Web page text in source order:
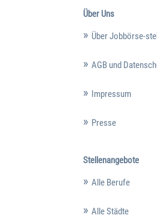
Über Uns
Über Jobbörse-
AGB und
Impressum
Presse
Stellenangebote
Alle Berufe
Alle Städte